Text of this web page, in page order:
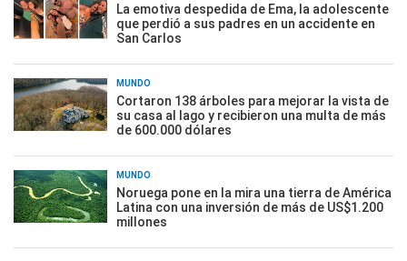
La emotiva despedida de Ema, la adolescente
que perdió a sus padres en un accidente en
San Carlos
MUNDO
Cortaron 138 árboles para mejorar la vista de
su casa al lago y recibieron una multa de más
de 600.000 dólares
MUNDO
Noruega pone en la mira una tierra de América
Latina con una inversión de más de US$1.200
millones